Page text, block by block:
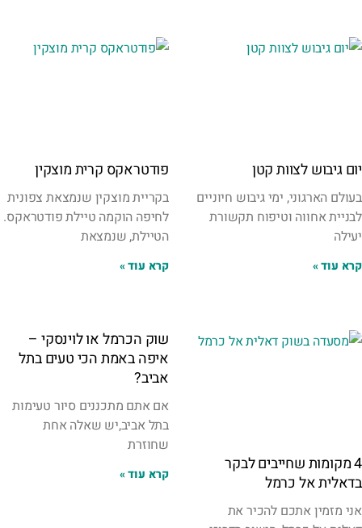
יום גיבוש לצוות קטן
בעולם הארגוני, ימי גיבוש חיוניים
לבניית אחווה וטיפוח תקשורת
יעילה
קרא עוד »
פודטראקס קרית מוצקין
בקריית מוצקין שנמצאת צפונית
לחיפה הוקמה טיילת פודטראקס.
הטיילת, שנמצאת
קרא עוד »
4 מקומות שחייבים לבקר
בדאלית אל כרמל
אני מזמין אתכם להכיר את
שוק הכרמל או לוינסקי –
איפה באמת הכי טעים בתל
אביב?
אם אתם מתכננים סיור טעימות
בתל אביב,יש שאלה אחת
שחוזרת
קרא עוד »